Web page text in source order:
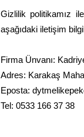
Gizlilik politikamız
aşağıdaki iletişim
Firma Ünvanı:
Adres: Karakaş
Eposta:
Tel: 0533 166 37 38